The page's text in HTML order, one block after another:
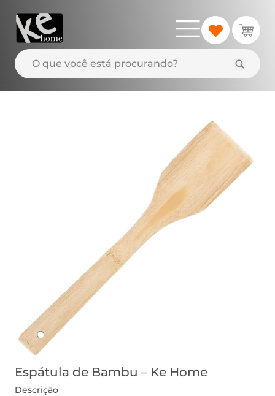
Espátula de Bambu – Ke Home
Descrição